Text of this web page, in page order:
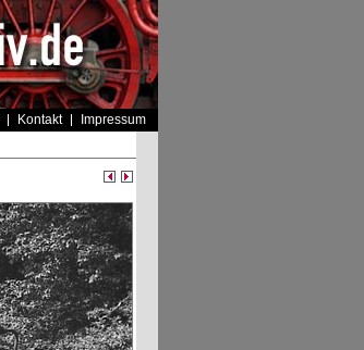
Kontakt Impressum